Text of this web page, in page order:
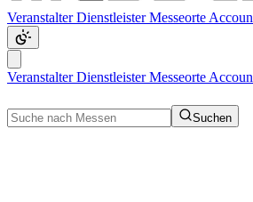
VeranstalterDienstleisterMesseorte
VeranstalterDienstleisterMesseorte
Suchen